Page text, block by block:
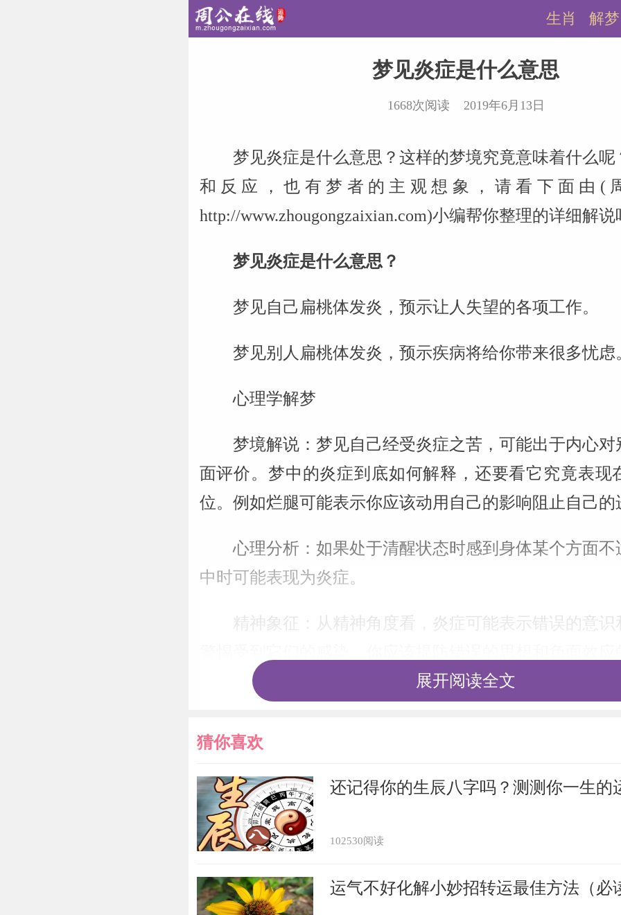
解梦
生肖
梦见炎症是什么意思
1668次阅读 2019年6月13日
梦见炎症是什么意思？这样的梦境究竟意味着什么
和反应，也有梦者的主观想象，请看下面由(
http://www.zhougongzaixian.com)小编帮你整理的详细解说
梦见炎症是什么意思？
梦见自己扁桃体发炎，预示让人失望的各项工作。
梦见别人扁桃体发炎，预示疾病将给你带来很多忧虑
心理学解梦
梦境解说：梦见自己经受炎症之苦，可能出于内心
面评价。梦中的炎症到底如何解释，还要看它究竟表现
位。例如烂腿可能表示你应该动用自己的影响阻止自己的
心理分析：如果处于清醒状态时感到身体某个方面
中时可能表现为炎症。
精神象征：从精神角度看，炎症可能表示错误的意
的支配权。
展开阅读全文
猜你喜欢
还记得你的生辰八字吗？测测你一生的
102530阅读
运气不好化解小妙招转运最佳方法（必